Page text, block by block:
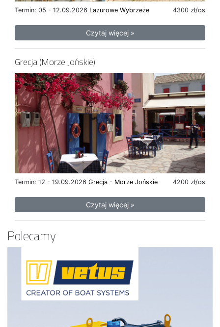
Termin: 05 - 12.09.2026 4300 zł/os
Lazurowe Wybrzeże
Czytaj więcej »
Grecja (Morze Jońskie)
Termin: 12 - 19.09.2026 4200 zł/os
Grecja - Morze Jońskie
Czytaj więcej »
Polecamy